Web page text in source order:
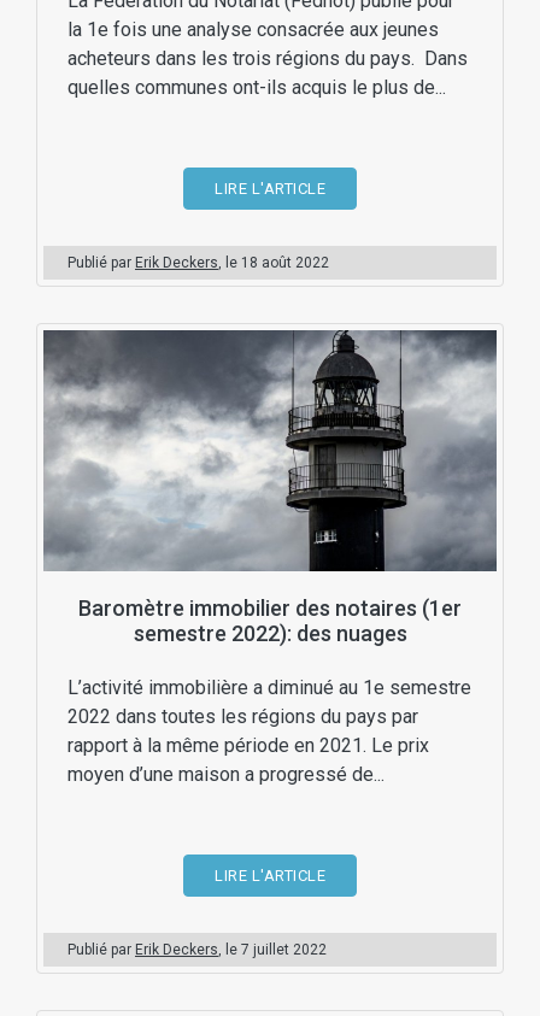
la 1e fois une analyse consacrée aux jeunes
acheteurs dans les trois régions du pays. Dans
quelles communes ont-ils acquis le plus de...
LIRE L'ARTICLE
Publié par Erik Deckers, le 18 août 2022
Baromètre immobilier des notaires (1er
semestre 2022): des nuages
L’activité immobilière a diminué au 1e semestre
2022 dans toutes les régions du pays par
rapport à la même période en 2021. Le prix
moyen d’une maison a progressé de...
LIRE L'ARTICLE
Publié par Erik Deckers, le 7 juillet 2022